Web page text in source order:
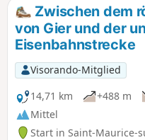
Zwischen dem
von Gier und der
Eisenbahnstrecke
Visorando-Mitglied
14,71 km
+488 m
Mittel
Start in Saint-Maurice-